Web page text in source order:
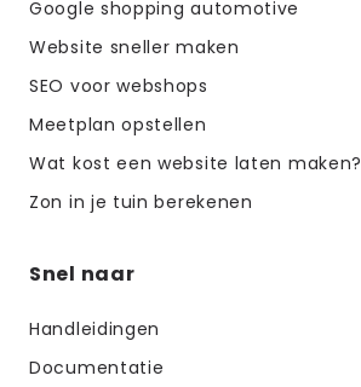
Google shopping automotive
Website sneller maken
SEO voor webshops
Meetplan opstellen
Wat kost een website laten maken?
Zon in je tuin berekenen
Snel naar
Handleidingen
Documentatie